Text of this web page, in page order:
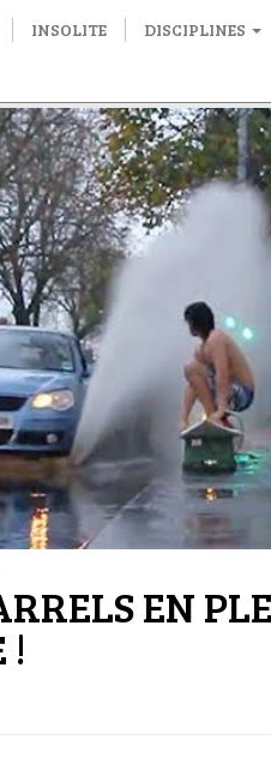
INSOLITE DISCIPLINES
EN
!